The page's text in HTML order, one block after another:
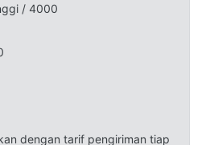
/ 4000
dengan tarif pengiriman tiap